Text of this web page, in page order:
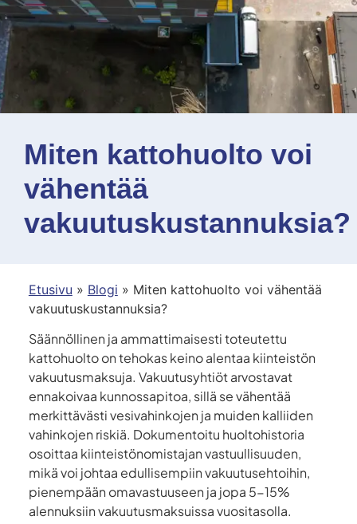
Miten kattohuolto voi
vähentää
vakuutuskustannuksia?
Etusivu » Blogi » Miten kattohuolto voi vähentää
vakuutuskustannuksia?
Säännöllinen ja ammattimaisesti toteutettu
kattohuolto on tehokas keino alentaa kiinteistön
vakuutusmaksuja. Vakuutusyhtiöt arvostavat
ennakoivaa kunnossapitoa, sillä se vähentää
merkittävästi vesivahinkojen ja muiden kalliiden
vahinkojen riskiä. Dokumentoitu huoltohistoria
osoittaa kiinteistönomistajan vastuullisuuden,
mikä voi johtaa edullisempiin vakuutusehtoihin,
pienempään omavastuuseen ja jopa 5-15%
alennuksiin vakuutusmaksuissa vuositasolla.